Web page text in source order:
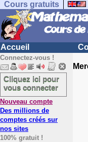
Cours gratuits
Accueil
Connectez-vous !
Cliquez ici pour
vous connecter
Nouveau compte
Des millions de
comptes créés sur
nos sites
100% gratuit !